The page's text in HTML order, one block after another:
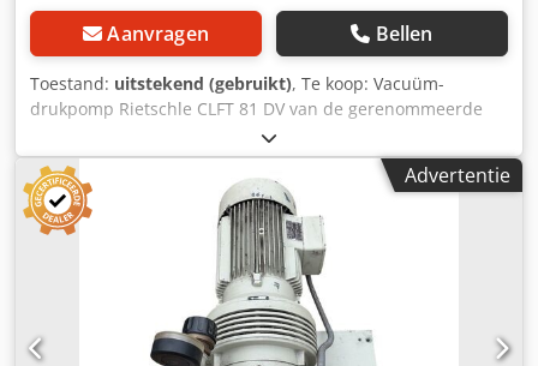
Aanvragen Bellen
Toestand: uitstekend (gebruikt), Te koop: Vacuüm-
drukpomp Rietschle CLFT 81 DV van de gerenommeerde
Duitse fabrikant. Dit is een drooglopende lamellenpomp,
ontworpen voor het gelijktijdig genereren van vacuüm en
perslucht. Geschikt voor toepassingen in
verpakkingsmachines, drukkerijen,
houtbewerkingsmachines, CNC-machines, pneumatisch
transport en diverse andere industriële installaties. De
pomp is uitgerust met een 3,0 kW driefasige motor en
gemonteerd op een robuuste, compacte constructie.
Technische gegevens: Fabrikant: Rietschle Model: CLFT 81
DV (13) Bouwjaar: 1991 Land van productie: Duitsland
Advertentie